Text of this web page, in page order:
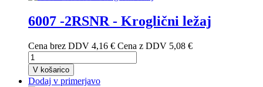
6007 -2RSNR - Kroglični ležaj
Cena brez DDV 4,16 € Cena z DDV 5,08 €
V košarico
Dodaj v primerjavo